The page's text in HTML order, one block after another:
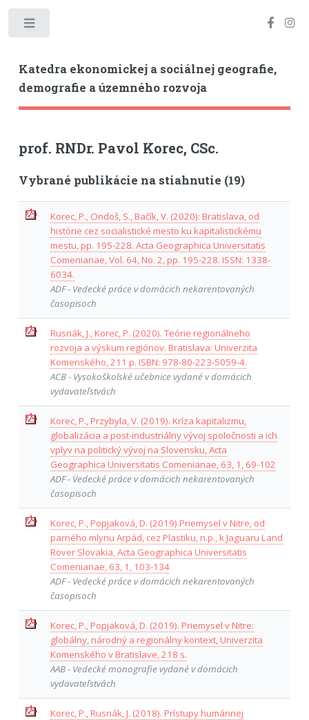
Katedra ekonomickej a sociálnej geografie,
demografie a územného rozvoja
prof. RNDr. Pavol Korec, CSc.
Vybrané publikácie na stiahnutie (19)
Korec, P., Ondoš, S., Bačík, V. (2020): Bratislava, od
histórie cez socialistické mesto ku kapitalistickému
mestu, pp. 195-228. Acta Geographica Universitatis
Comenianae, Vol. 64, No. 2, pp. 195-228. ISSN: 1338-
6034.
ADF - Vedecké práce v domácich nekarentovaných
časopisoch
Rusnák, J., Korec, P. (2020). Teórie regionálneho
rozvoja a výskum regiónov. Bratislava: Univerzita
Komenského, 211 p. ISBN: 978-80-223-5059-4.
ACB - Vysokoškolské učebnice vydané v domácich
vydavateľstvách
Korec, P., Przybyla, V. (2019). Kríza kapitalizmu,
globalizácia a post-industriálny vývoj spoločnosti a ich
vplyv na politický vývoj na Slovensku, Acta
Geographica Universitatis Comenianae, 63, 1, 69-102
ADF - Vedecké práce v domácich nekarentovaných
časopisoch
Korec, P., Popjaková, D. (2019).Priemysel v Nitre, od
parného mlynu Arpád, cez Plastiku, n.p., k Jaguaru Land
Rover Slovakia, Acta Geographica Universitatis
Comenianae, 63, 1, 103-134
ADF - Vedecké práce v domácich nekarentovaných
časopisoch
Korec, P., Popjaková, D. (2019). Priemysel v Nitre:
globálny, národný a regionálny kontext, Univerzita
Komenského v Bratislave, 218 s.
AAB - Vedecké monografie vydané v domácich
vydavateľstvách
Korec, P., Rusnák, J. (2018). Prístupy humánnej